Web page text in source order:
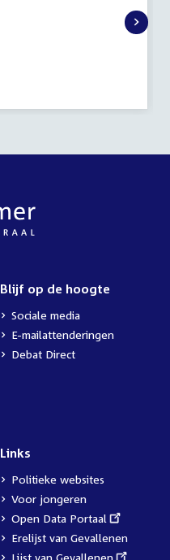
Blijf op de hoogte
Sociale media
E-mailattenderingen
Debat Direct
Links
Politieke websites
Voor jongeren
External
link:
Open Data Portaal
Erelijst van Gevallenen
External
Lijst van Gevallenen